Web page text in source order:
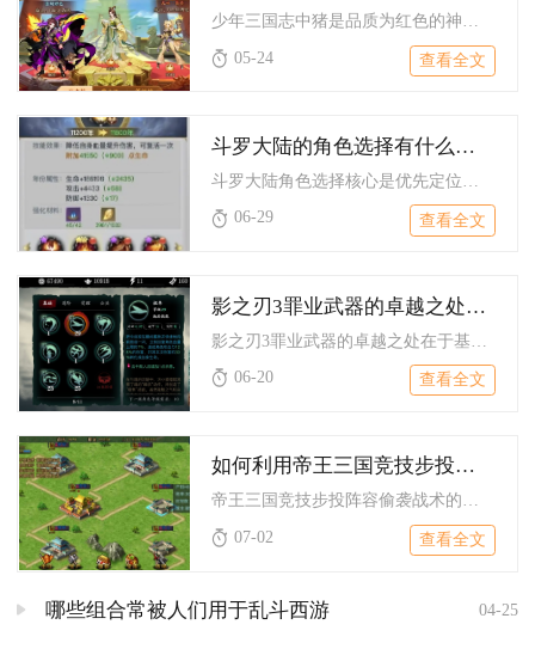
05-24
查看全文
斗罗大陆的角色选择有什么要注意的
06-29
查看全文
影之刃3罪业武器的卓越之处是什么
06-20
查看全文
如何利用帝王三国竞技步投阵容进行偷袭战术
帝王三国竞技步投阵容偷袭战术的核心是以近卫步兵为前排肉盾、投...
07-02
查看全文
哪些组合常被人们用于乱斗西游 04-25